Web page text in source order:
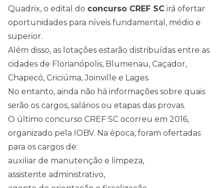
Quadrix, o edital do concurso CREF SC irá ofertar
oportunidades para níveis fundamental, médio e
superior.
Além disso, as lotações estarão distribuídas entre as
cidades de Florianópolis, Blumenau, Caçador,
Chapecó, Criciúma, Joinville e Lages.
No entanto, ainda não há informações sobre quais
serão os cargos, salários ou etapas das provas.
O último concurso CREF SC ocorreu em 2016,
organizado pela IOBV. Na época, foram ofertadas
para os cargos de:
auxiliar de manutenção e limpeza,
assistente administrativo,